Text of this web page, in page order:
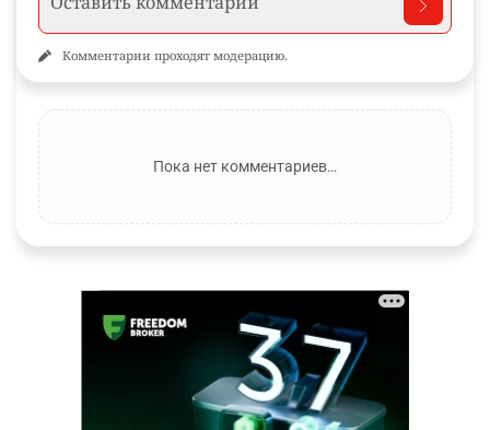
Комментарии проходят модерацию.
Пока нет комментариев…